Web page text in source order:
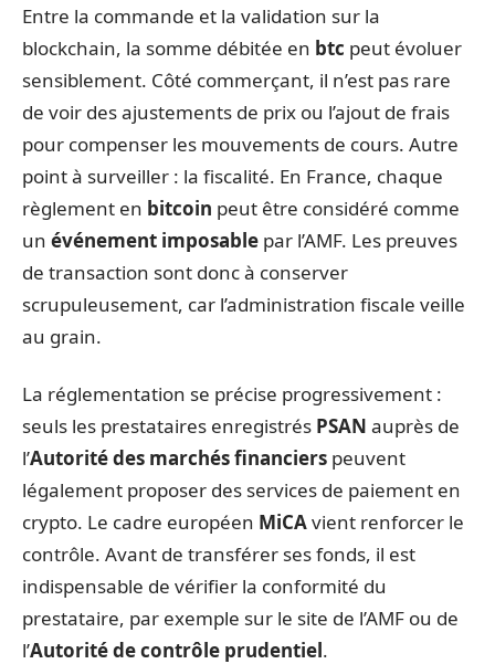
Entre la commande et la validation sur la
blockchain, la somme débitée en btc peut évoluer
sensiblement. Côté commerçant, il n’est pas rare
de voir des ajustements de prix ou l’ajout de frais
pour compenser les mouvements de cours. Autre
point à surveiller : la fiscalité. En France, chaque
règlement en bitcoin peut être considéré comme
un événement imposable par l’AMF. Les preuves
de transaction sont donc à conserver
scrupuleusement, car l’administration fiscale veille
au grain.
La réglementation se précise progressivement :
seuls les prestataires enregistrés PSAN auprès de
l’Autorité des marchés financiers peuvent
légalement proposer des services de paiement en
crypto. Le cadre européen MiCAvient renforcer le
contrôle. Avant de transférer ses fonds, il est
indispensable de vérifier la conformité du
prestataire, par exemple sur le site de l’AMF ou de
l’Autorité de contrôle prudentiel.